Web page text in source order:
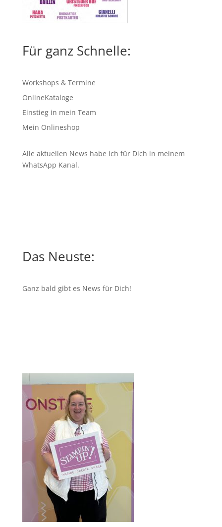
Für ganz Schnelle:
Workshops & Termine
OnlineKataloge
Einstieg in mein Team
Mein Onlineshop
Alle aktuellen News habe ich für Dich in meinem
WhatsApp Kanal.
Das Neuste:
Ganz bald gibt es News für Dich!